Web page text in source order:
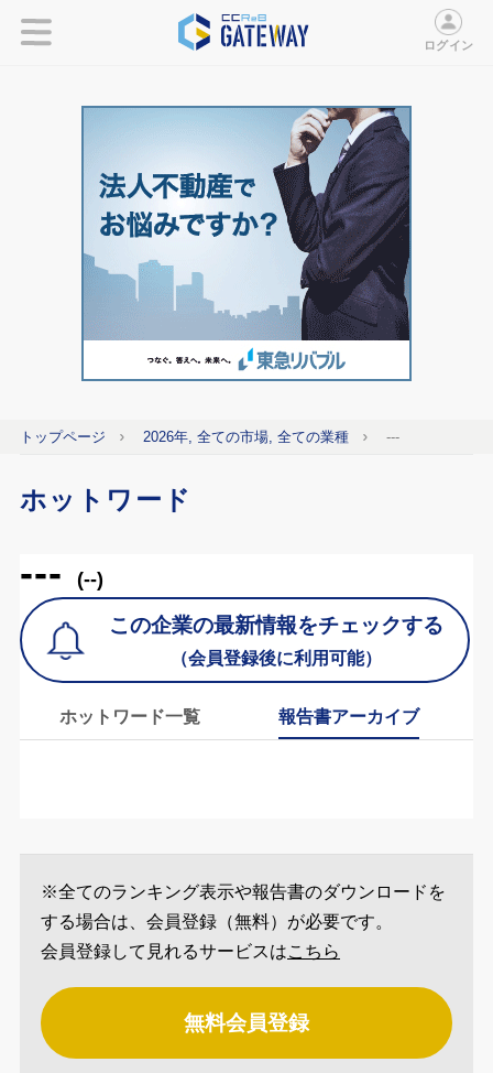
ログイン
トップページ 2026年, 全ての市場, 全ての業種 ---
ホットワード
--- (--)
この企業の最新情報をチェックする
（会員登録後に利用可能）
ホットワード一覧 報告書アーカイブ
※全てのランキング表示や報告書のダウンロードを
する場合は、会員登録（無料）が必要です。
会員登録して見れるサービスはこちら
無料会員登録